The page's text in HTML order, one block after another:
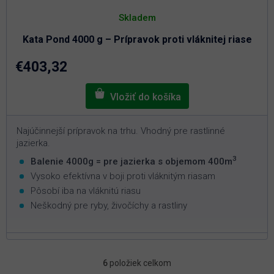
Kata Pond 4000 g – Prípravok proti vláknitej riase
Skladem
€403,32
Najúčinnejší prípravok na trhu. Vhodný pre rastlinné
jazierka.
Balenie 4000g = pre jazierka s objemom 400m3
Vysoko efektívna v boji proti vláknitým riasam
Pôsobí iba na vláknitú riasu
Neškodný pre ryby, živočíchy a rastliny
O
6 položiek celkom